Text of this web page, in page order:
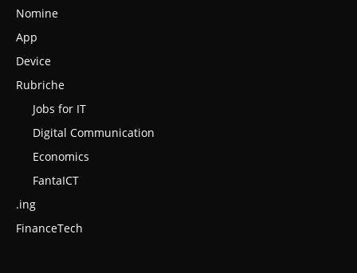
Nomine
App
Device
Rubriche
Jobs for IT
Digital Communication
Economics
FantaICT
.ing
FinanceTech